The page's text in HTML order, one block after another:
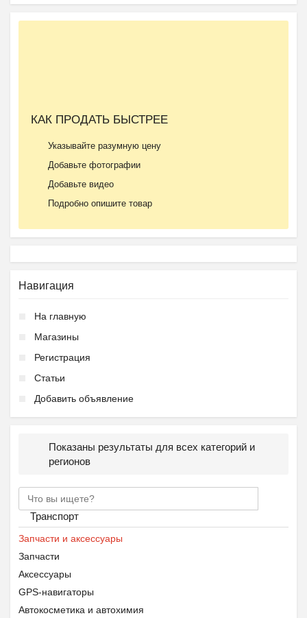
КАК ПРОДАТЬ БЫСТРЕЕ
Указывайте разумную цену
Добавьте фотографии
Добавьте видео
Подробно опишите товар
Навигация
На главную
Магазины
Регистрация
Статьи
Добавить объявление
Показаны результаты для всех категорий и
регионов
Транспорт
Запчасти и аксессуары
Запчасти
Аксессуары
GPS-навигаторы
Автокосметика и автохимия